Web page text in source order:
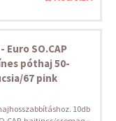
Euro SO.CAP
póthaj 50-
67 pink
10db